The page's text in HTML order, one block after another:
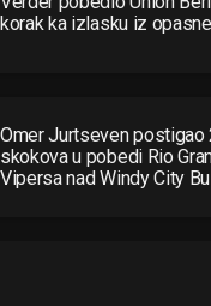
korak ka izlasku iz
Omer Jurtseven postigao
skokova u pobedi Rio
Vipersa nad Windy City